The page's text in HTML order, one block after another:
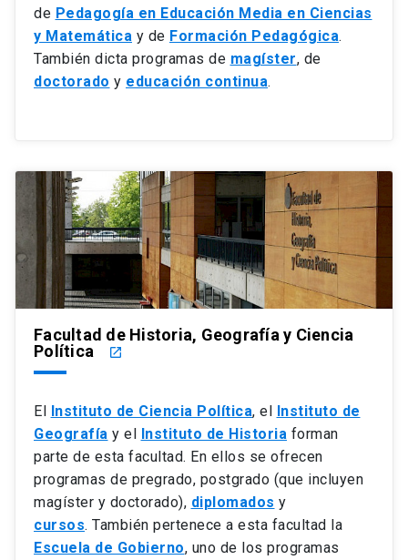
de Pedagogía en Educación Media en Ciencias
y Matemática y de Formación Pedagógica.
También dicta programas de magíster, de
doctorado y educación continua.
Facultad de Historia, Geografía y Ciencia
Política
launch
El Instituto de Ciencia Política, el
Instituto de
Geografía y el Instituto de Historia forman
parte de esta facultad. En ellos se ofrecen
programas de pregrado, postgrado (que incluyen
magíster y doctorado), diplomados y
cursos. También pertenece a esta facultad la
Escuela de Gobierno, uno de los programas